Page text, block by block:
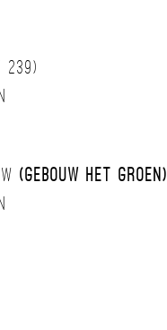
(gebouw Het Groen)